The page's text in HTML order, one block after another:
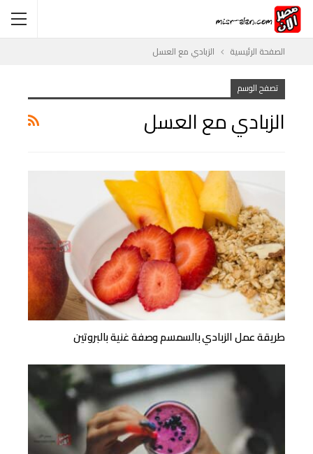
الصفحة الرئيسية الزبادي مع العسل
تصفح الوسم
الزبادي مع العسل
طريقة عمل الزبادي بالسمسم وصفة غنية بالبروتين